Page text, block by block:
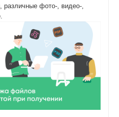
различные фото-, видео-,